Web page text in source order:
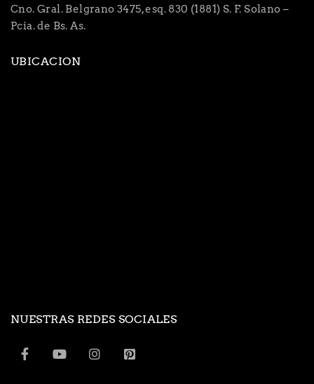
Cno. Gral. Belgrano 3475, esq. 830 (1881) S. F. Solano –
Pcia. de Bs. As.
UBICACION
NUESTRAS REDES SOCIALES